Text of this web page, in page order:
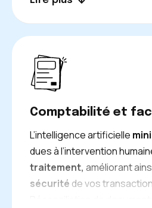
temps réel, vous fournissant
l’adaptation rapidede
promotionnelles et
Comptabilité et
L’intelligence artificielle
dues à l’intervention
traitement, améliorant
sécurité de vos